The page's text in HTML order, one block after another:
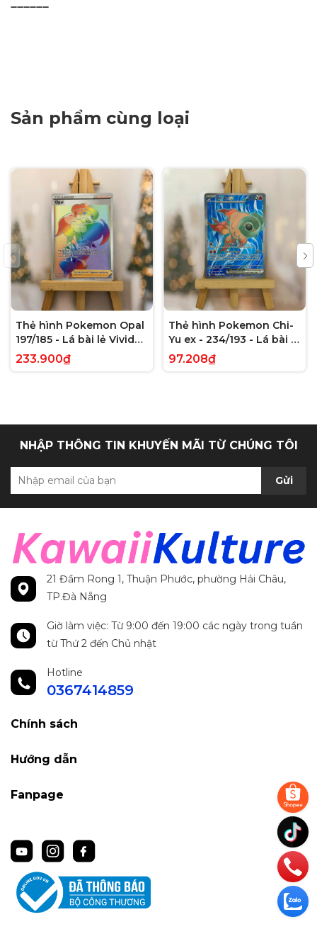
➖➖➖➖➖➖
Sản phẩm cùng loại
Thẻ hình Pokemon Opal
197/185 - Lá bài lẻ Vivid
Voltage Hyper Rare tiếng
Anh chính hãng
233.900₫
Thẻ hình Pokemon Chi-
Yu ex - 234/193 - Lá bài lẻ
Paldea Evolved Full Art
Secret Rare tiếng Anh
97.208₫
NHẬP THÔNG TIN KHUYẾN MÃI TỪ CHÚNG TÔI
Gửi
21 Đầm Rong 1, Thuận Phước, phường Hải Châu,
TP.Đà Nẵng
Giờ làm việc: Từ 9:00 đến 19:00 các ngày trong tuần
từ Thứ 2 đến Chủ nhật
Hotline
0367414859
Chính sách
Hướng dẫn
Fanpage